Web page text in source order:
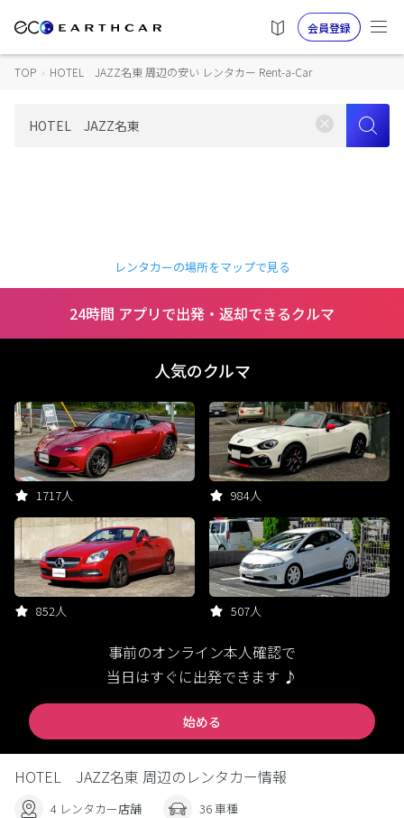
会員登録
TOP › HOTEL JAZZ名東 周辺の安い レンタカー Rent-a-Car
レンタカーの場所をマップで見る
24時間 アプリで出発・返却できるクルマ
人気のクルマ
1717人 984人
852人 507人
事前のオンライン本人確認で
当日はすぐに出発できます ♪
始める
HOTEL JAZZ名東 周辺のレンタカー情報
4 レンタカー店舗 36 車種